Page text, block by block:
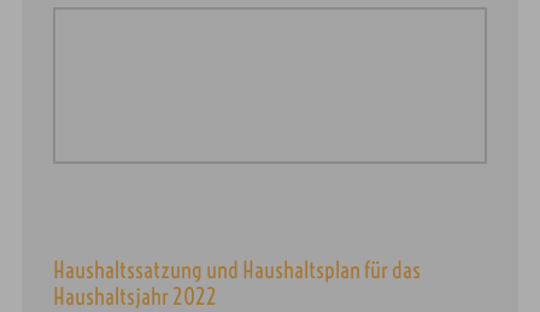
Haushaltssatzung und Haushaltsplan für das
Haushaltsjahr 2022